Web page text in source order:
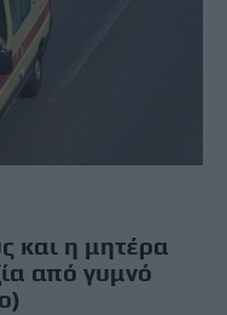
και η μητέρα
από γυμνό